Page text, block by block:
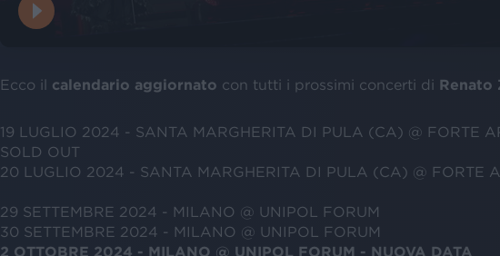
Ecco il calendario aggiornato con tutti i prossimi concerti di Renato
19 LUGLIO 2024 - SANTA MARGHERITA DI PULA (CA) @ FORTE
SOLD OUT
20 LUGLIO 2024 - SANTA MARGHERITA DI PULA (CA) @ FORTE
29 SETTEMBRE 2024 - MILANO @ UNIPOL FORUM
30 SETTEMBRE 2024 - MILANO @ UNIPOL FORUM
2 OTTOBRE 2024 - MILANO @ UNIPOL FORUM - NUOVA DATA